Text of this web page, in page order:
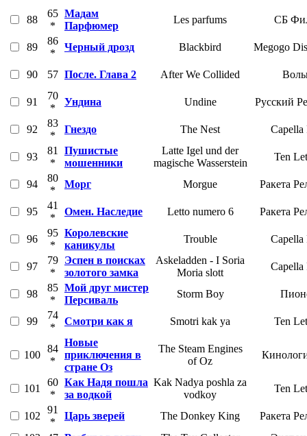
88
65
*
Мадам
Парфюмер
Les parfums СБ
89
86
*
Черный дрозд Blackbird Megogo
90 57 После. Глава 2 After We Collided
91
70
*
Ундина Undine Русский
92
83
*
Гнездо The Nest Capella
93
81
*
Пушистые
мошенники
Latte Igel und der
magische Wasserstein
Ten
94
80
*
Морг Morgue Ракета
95
41
*
Омен. Наследие Letto numero 6 Ракета
96
95
*
Королевские
каникулы
Trouble Capella
97
79
*
Эспен в поисках
золотого замка
Askeladden - I Soria
Moria slott
Capella
98
85
*
Мой друг мистер
Персиваль
Storm Boy
99
74
*
Смотри как я Smotri kak ya Ten
100
84
*
Новые
приключения в
стране Оз
The Steam Engines
of Oz
101
60
*
Как Надя пошла
за водкой
Kak Nadya poshla za
vodkoy
Ten
102
91
*
Царь зверей The Donkey King
Ракета